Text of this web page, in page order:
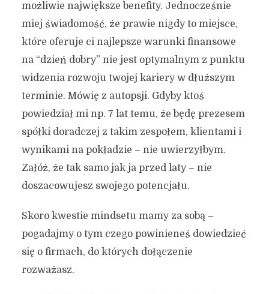
możliwie największe benefity. Jednocześnie
miej świadomość, że prawie nigdy to miejsce,
które oferuje ci najlepsze warunki finansowe
na “dzień dobry” nie jest optymalnym z punktu
widzenia rozwoju twojej kariery w dłuższym
terminie. Mówię z autopsji. Gdyby ktoś
powiedział mi np. 7 lat temu, że będę prezesem
spółki doradczej z takim zespołem, klientami i
wynikami na pokładzie – nie uwierzyłbym.
Załóż, że tak samo jak ja przed laty – nie
doszacowujesz swojego potencjału.
Skoro kwestie mindsetu mamy za sobą –
pogadajmy o tym czego powinieneś dowiedzieć
się o firmach, do których dołączenie
rozważasz.